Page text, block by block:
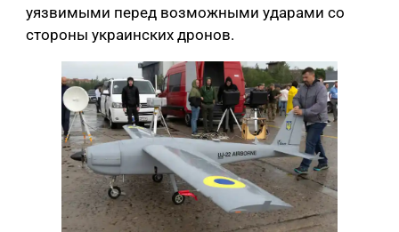
уязвимыми перед возможными ударами со
стороны украинских дронов.